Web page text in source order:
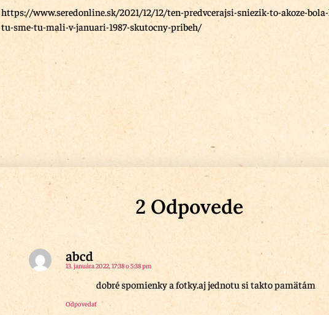
https://www.seredonline.sk/2021/12/12/ten-predvcerajsi-sniezik-to-akoze-
tu-sme-tu-mali-v-januari-1987-skutocny-pribeh/
2 Odpovede
abcd
13. januára 2022, 17:38 o 5:38 pm
dobré spomienky a fotky.aj jednotu si takto pamätám
Odpovedať